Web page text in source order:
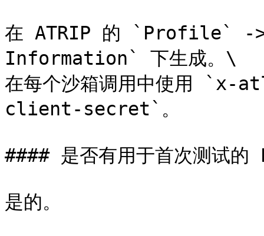
在 ATRIP 的 `Profile` -
Information` 下生成。\
在每个沙箱调用中使用
client-secret`。
#### 是否有用于首次测试的
是的。